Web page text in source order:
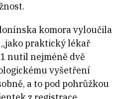
komora vyloučila
„jako praktický lékař
nutil nejméně dvě
vyšetření
a to pod pohrůžkou